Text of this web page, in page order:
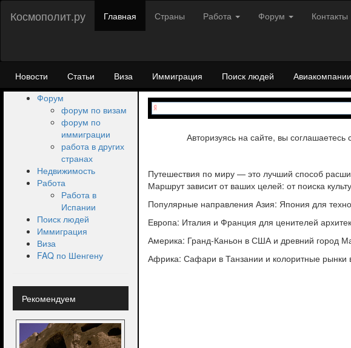
Космополит.ру Главная Страны Работа Форум Контакты
Новости Статьи Виза Иммиграция Поиск людей Авиакомпании
Форум
форум по визам
форум по
иммиграции
работа в других
странах
Недвижимость
Работа
Работа в
Испании
Поиск людей
Иммиграция
Виза
FAQ по Шенгену
Рекомендуем
Авторизуясь на сайте, вы соглашаетесь
Путешествия по миру — это лучший способ
Маршрут зависит от ваших целей: от поиска
Популярные направления Азия: Япония для
Европа: Италия и Франция для ценителей
Америка: Гранд-Каньон в США и древний город
Африка: Сафари в Танзании и колоритные рынки